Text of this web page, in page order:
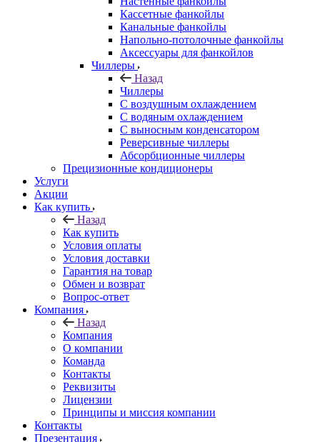
Кассетные фанкойлы
Канальные фанкойлы
Напольно-потолочные фанкойлы
Аксессуары для фанкойлов
Чиллеры
Назад
Чиллеры
С воздушным охлаждением
С водяным охлаждением
С выносным конденсатором
Реверсивные чиллеры
Абсорбционные чиллеры
Прецизионные кондиционеры
Услуги
Акции
Как купить
Назад
Как купить
Условия оплаты
Условия доставки
Гарантия на товар
Обмен и возврат
Вопрос-ответ
Компания
Назад
Компания
О компании
Команда
Контакты
Реквизиты
Лицензии
Принципы и миссия компании
Контакты
Презентация